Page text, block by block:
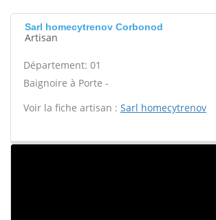
Sarl homecytrenov Corbonod
Artisan
Département: 01
Baignoire à Porte -
Voir la fiche artisan : Sarl homecytrenov